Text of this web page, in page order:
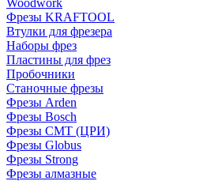
Woodwork
Фрезы KRAFTOOL
Втулки для фрезера
Наборы фрез
Пластины для фрез
Пробочники
Станочные фрезы
Фрезы Arden
Фрезы Bosch
Фрезы CMT (ЦРИ)
Фрезы Globus
Фрезы Strong
Фрезы алмазные